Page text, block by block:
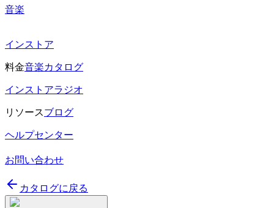
音楽
インストア
料金音楽カタログ
インストアラジオ
リソースブログ
ヘルプセンター
お問い合わせ
カタログに戻る